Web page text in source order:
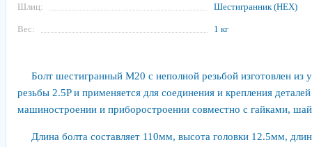
Шлиц: Шестигранник (HEX)
Вес: 1 кг
Болт шестигранный М20 с неполной резьбой изготовлен
резьбы 2.5P и применяется для соединения и крепления
машиностроении и приборостроении совместно с гайками,
Длина болта составляет 110мм, высота головки 12.5мм,